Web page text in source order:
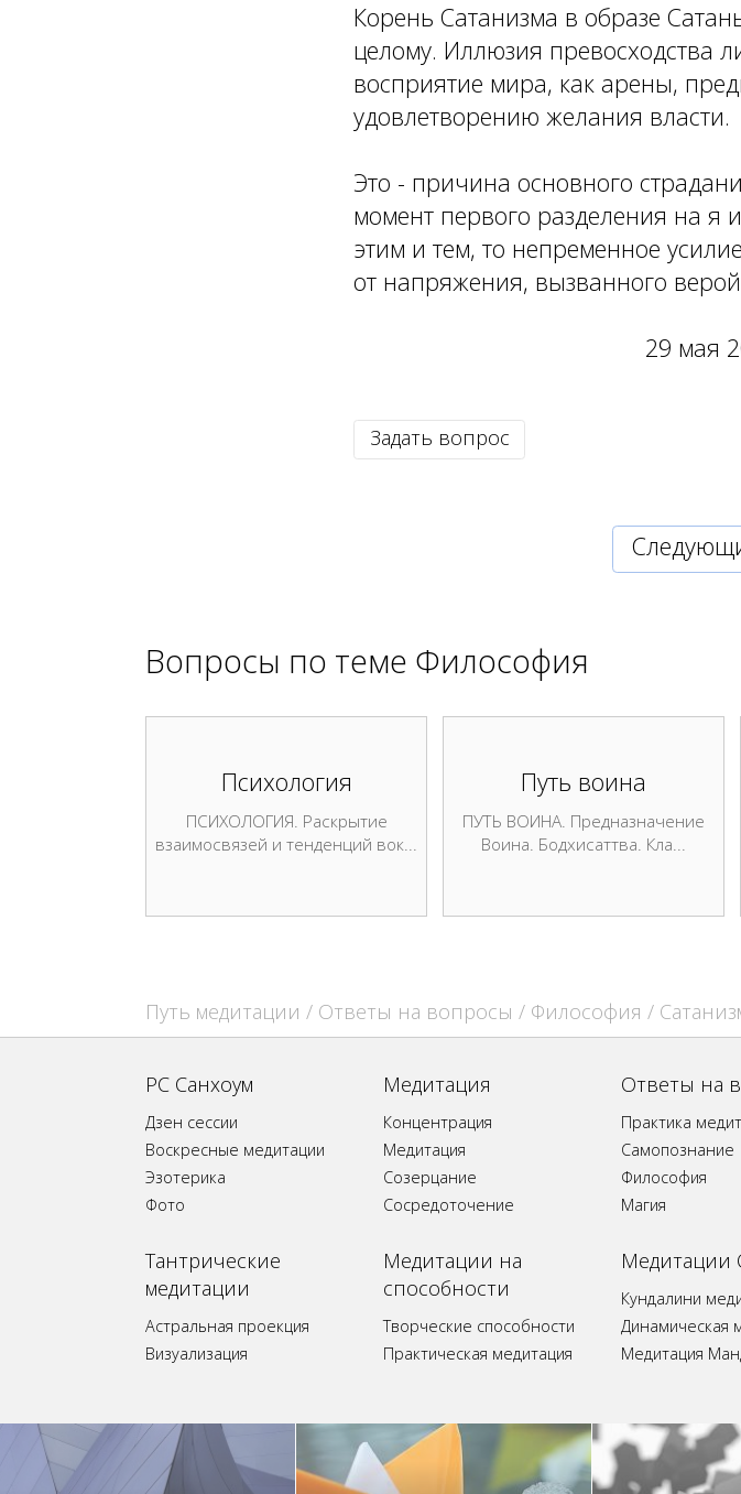
Корень Сатанизма в образе
целому. Иллюзия превосходства
восприятие мира, как арены,
удовлетворению желания власти.
Это - причина основного
момент первого разделения на
этим и тем, то непременное
от напряжения, вызванного
29 мая
Задать вопрос
Вопросы по теме Философия
Психология
ПСИХОЛОГИЯ. Раскрытие
взаимосвязей и тенденций вок...
Путь воина
ПУТЬ ВОИНА. Предназначение
Воина. Бодхисаттва. Кла...
Путь медитации / Ответы на вопросы / Философия /
РС Санхоум
Дзен сессии
Воскресные медитации
Эзотерика
Фото
Медитация
Концентрация
Медитация
Созерцание
Сосредоточение
Ответы на
Практика
Самопознание
Философия
Магия
Tантрические
медитации
Астральная проекция
Визуализация
Медитации на
способности
Творческие способности
Практическая медитация
Кундалини
Динамическая
Медитация